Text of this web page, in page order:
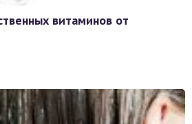
витаминов от